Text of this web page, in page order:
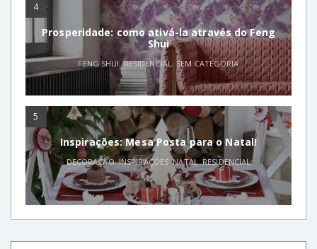
4
Prosperidade: como ativá-la através do Feng
Shui
FENG SHUI,RESIDENCIAL ,SEM CATEGORIA
5
Inspirações: Mesa Posta para o Natal!
DECORAÇÃO,INSPIRAÇÕES ,NATAL,RESIDENCIAL